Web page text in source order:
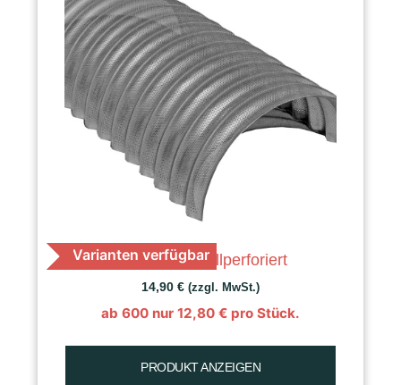
Varianten verfügbar
K 30 Raps, vollperforiert
14,90 € (zzgl. MwSt.)
ab 600 nur 12,80 € pro Stück.
PRODUKT ANZEIGEN